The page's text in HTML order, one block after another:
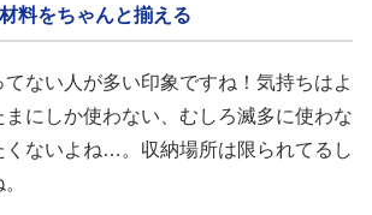
料をちゃんと揃える
ない人が多い印象ですね！気持ちはよ
まにしか使わない、むしろ滅多に使わな
くないよね…。収納場所は限られてるし